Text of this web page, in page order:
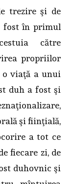
trezire şi de
fost în primul
către
propriilor
viaţă a unui
duh a fost şi
şi fiinţială,
a tot ce
fiecare zi, de
duhovnic şi